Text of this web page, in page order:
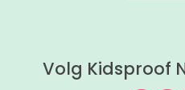
Volg Kidsproof